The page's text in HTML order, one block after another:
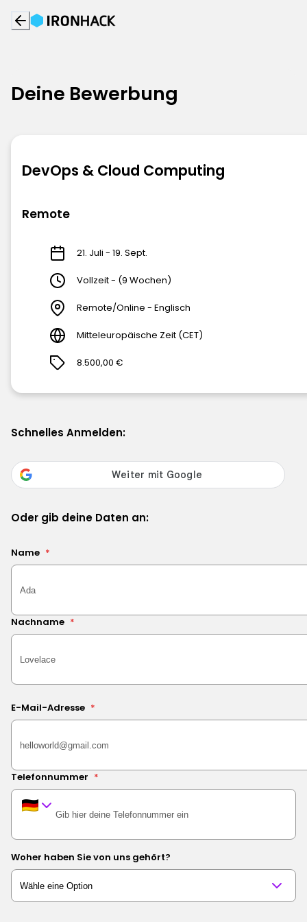
Deine Bewerbung
DevOps & Cloud Computing
Remote
21. Juli - 19. Sept.
Vollzeit - (9 Wochen)
Remote/Online - Englisch
Mitteleuropäische Zeit (CET)
8.500,00 €
Schnelles Anmelden:
Oder gib deine Daten an:
Name *
Nachname *
E-Mail-Adresse *
Telefonnummer *
Woher haben Sie von uns gehört?